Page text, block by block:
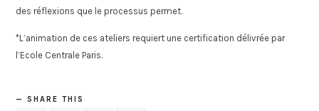
des réflexions que le processus permet.
*L’animation de ces ateliers requiert une certification délivrée par
l’Ecole Centrale Paris.
SHARE THIS